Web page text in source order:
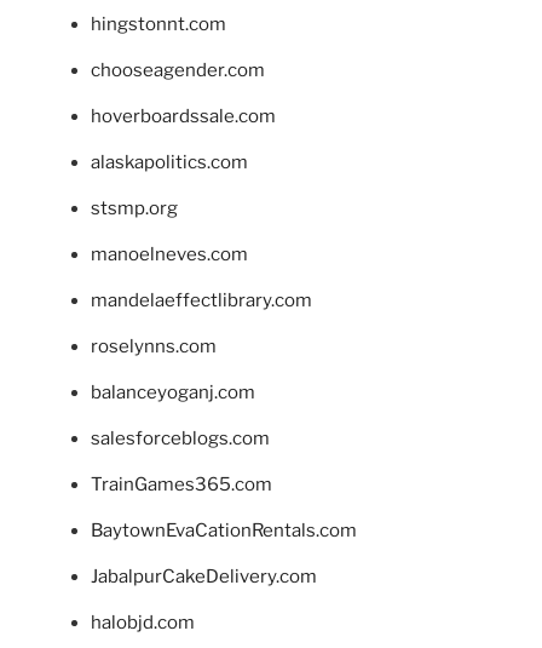
hingstonnt.com
chooseagender.com
hoverboardssale.com
alaskapolitics.com
stsmp.org
manoelneves.com
mandelaeffectlibrary.com
roselynns.com
balanceyoganj.com
salesforceblogs.com
TrainGames365.com
BaytownEvaCationRentals.com
JabalpurCakeDelivery.com
halobjd.com